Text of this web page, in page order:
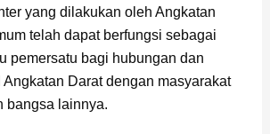
yang dilakukan oleh Angkatan
telah dapat berfungsi sebagai
pemersatu bagi hubungan dan
Angkatan Darat dengan masyarakat
bangsa lainnya.